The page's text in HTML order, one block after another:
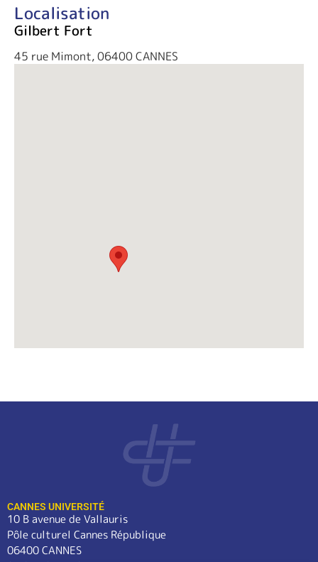
Localisation
Gilbert Fort
45 rue Mimont, 06400 CANNES
CANNES UNIVERSITÉ
10 B avenue de Vallauris
Pôle culturel Cannes République
06400 CANNES